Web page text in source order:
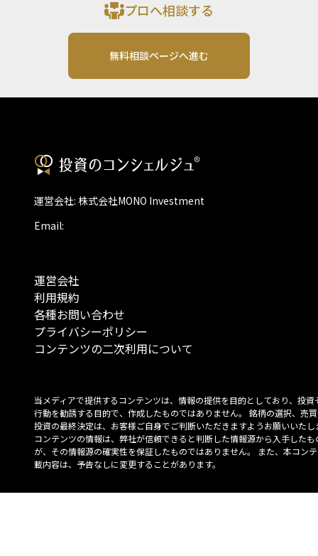
プロへ相談する
無料相談ページへ進む
運営会社: 株式会社MONO Investment
Email:
運営会社
利用規約
各種お問い合わせ
プライバシーポリシー
コンテンツの二次利用について
当メディアで提供するコンテンツは、情報の提供を目的としており、投資
行動を勧誘する目的で、作成したものではありません。 銘柄の選択、売
投資の最終決定は、お客様ご自身でご判断いただきますようお願いいたし
コンテンツの情報は、弊社が信頼できると判断した情報源から入手したも
が、その情報源の確実性を保証したものではありません。 また、本コン
載内容は、予告なしに変更することがあります。